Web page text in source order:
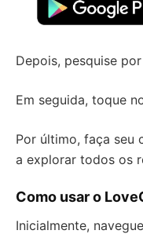
Depois, pesquise por
Em seguida, toque
Por último, faça seu
a explorar todos os
Como usar o
Inicialmente,